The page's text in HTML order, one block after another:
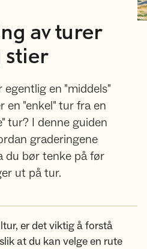
av turer
stier
en "middels"
en "enkel" tur fra en
tur? I denne guiden
graderingene
du bør tenke på før
ut på tur.
er det viktig å forstå
at du kan velge en rute